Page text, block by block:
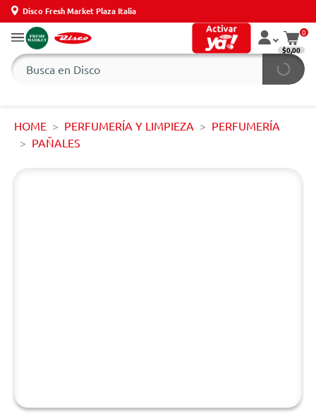
Disco Fresh Market Plaza Italia
0
$0,00
HOME PERFUMERÍA Y LIMPIEZA
PERFUMERÍA
PAÑALES